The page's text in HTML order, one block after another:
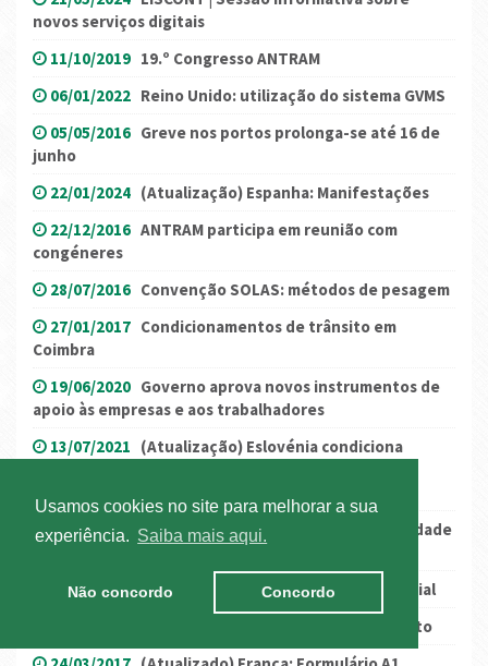
Usamos cookies no site para melhorar a sua
experiência.
Saiba mais aqui.
Não concordo Concordo
novos serviços digitais
11/10/2019 19.º Congresso ANTRAM
06/01/2022 Reino Unido: utilização do sistema GVMS
05/05/2016 Greve nos portos prolonga-se até 16 de
junho
22/01/2024 (Atualização) Espanha: Manifestações
22/12/2016 ANTRAM participa em reunião com
congéneres
28/07/2016 Convenção SOLAS: métodos de pesagem
27/01/2017 Condicionamentos de trânsito em
Coimbra
19/06/2020 Governo aprova novos instrumentos de
apoio às empresas e aos trabalhadores
13/07/2021 (Atualização) Eslovénia condiciona
15/07/2020
Governo mantém situação de calamidade
23/05/2016 CANCELAMENTO do Almoço Empresarial
França: infrações às regras de trânsito